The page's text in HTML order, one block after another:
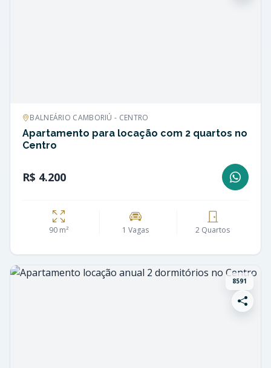
BALNEÁRIO CAMBORIÚ - CENTRO
Apartamento para locação com 2 quartos no
Centro
R$ 4.200
90 m² 1 Vagas 2 Quartos
8591